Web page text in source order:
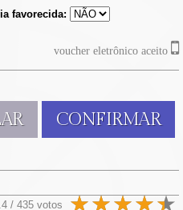
favorecida:
voucher eletrônico aceito
CONFIRMAR
/ 435 votos